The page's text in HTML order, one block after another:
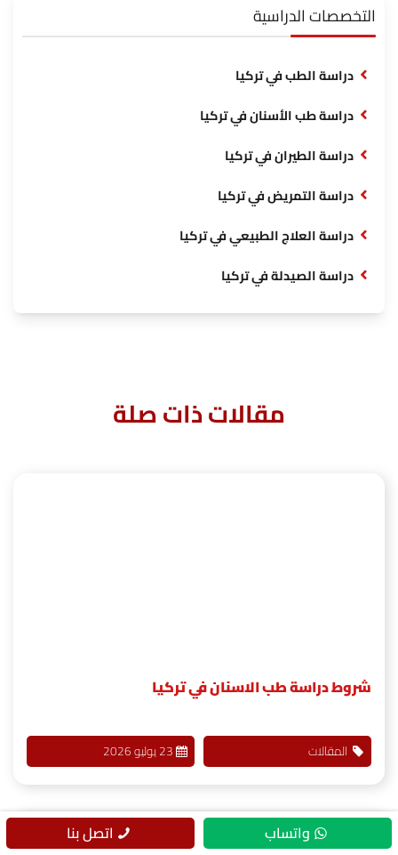
التخصصات الدراسية
دراسة الطب في تركيا
دراسة طب الأسنان في تركيا
دراسة الطيران في تركيا
دراسة التمريض في تركيا
دراسة العلاج الطبيعي في تركيا
دراسة الصيدلة في تركيا
مقالات ذات صلة
شروط دراسة طب الاسنان في تركيا
المقالات 23 يوليو 2026
واتساب اتصل بنا